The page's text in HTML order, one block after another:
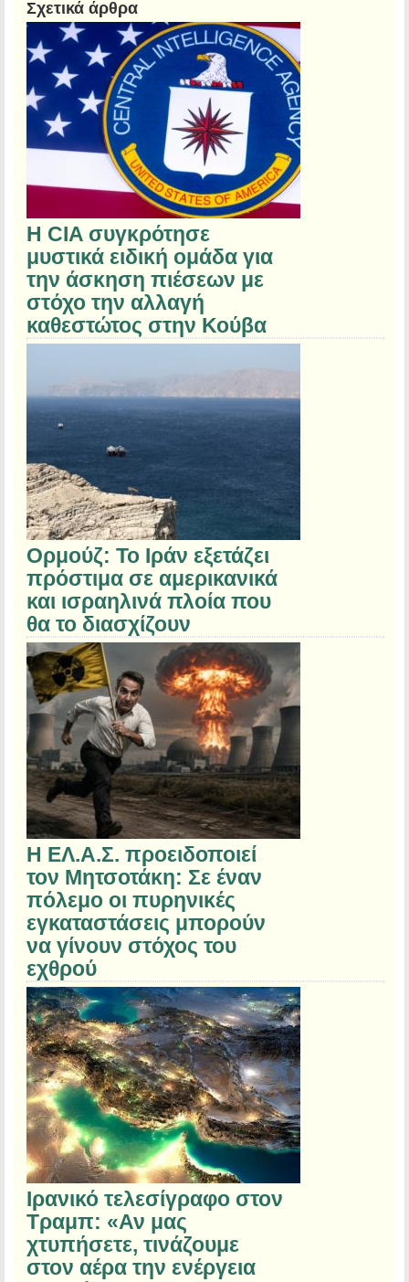
Σχετικά άρθρα
Η CIA συγκρότησε
μυστικά ειδική ομάδα για
την άσκηση πιέσεων με
στόχο την αλλαγή
καθεστώτος στην Κούβα
Ορμούζ: Το Ιράν εξετάζει
πρόστιμα σε αμερικανικά
και ισραηλινά πλοία που
θα το διασχίζουν
Η ΕΛ.Α.Σ. προειδοποιεί
τον Μητσοτάκη: Σε έναν
πόλεμο οι πυρηνικές
εγκαταστάσεις μπορούν
να γίνουν στόχος του
εχθρού
Ιρανικό τελεσίγραφο στον
Τραμπ: «Αν μας
χτυπήσετε, τινάζουμε
στον αέρα την ενέργεια